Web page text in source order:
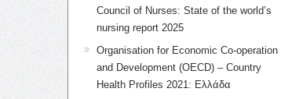
Council of Nurses: State of the world’s
nursing report 2025
Organisation for Economic Co-operation
and Development (OECD) – Country
Health Profiles 2021: Ελλάδα